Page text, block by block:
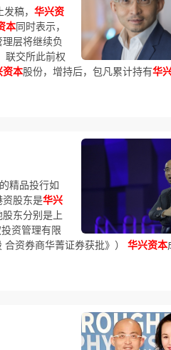
稿， 华兴资
本同时表示，
层将继续负
联交所此前权
资本股份，增持后，包凡累计持有华
精品投行如
股东是华兴
东分别是上
资管理有限
合资券商华菁证券获批》） 华兴资本